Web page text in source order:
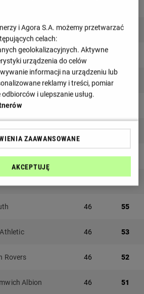
46 64
46
46
End
Rangers 46 58
46 57
46 55
46 53
Rovers 46 52
Albion 46 51
i Agora S.A. możemy przetwarzać
celach:
geolokalizacyjnych. Aktywne
urządzenia do celów
informacji na urządzeniu lub
reklamy i treści, pomiar
badnie odbiorców i ulepszanie usług.
ZAAWANSOWANE
AKCEPTUJĘ